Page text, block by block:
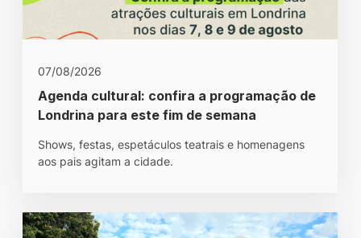
07/08/2026
Agenda cultural: confira a programação de
Londrina para este fim de semana
Shows, festas, espetáculos teatrais e homenagens
aos pais agitam a cidade.